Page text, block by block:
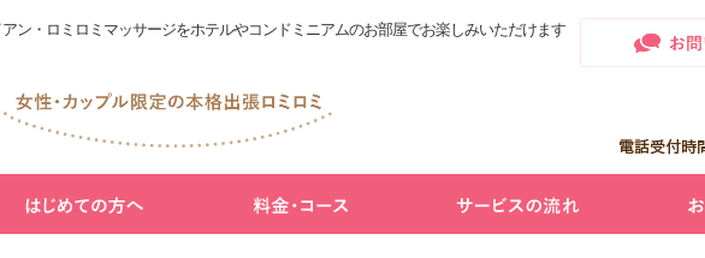
ン・ロミロミマッサージをホテルやコンドミニアムのお部屋でお楽しみいただけます